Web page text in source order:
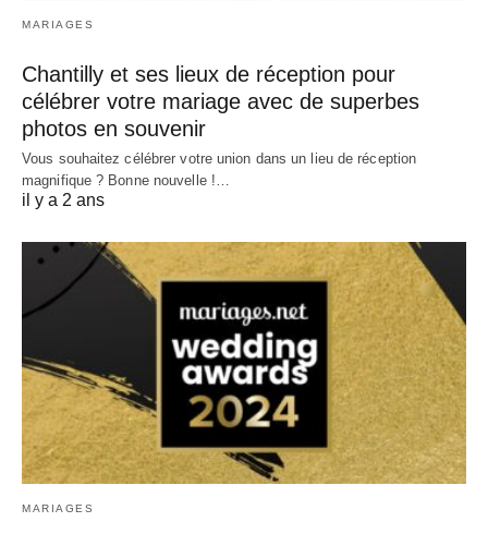
MARIAGES
Chantilly et ses lieux de réception pour
célébrer votre mariage avec de superbes
photos en souvenir
Vous souhaitez célébrer votre union dans un lieu de réception
magnifique ? Bonne nouvelle !…
il y a 2 ans
MARIAGES